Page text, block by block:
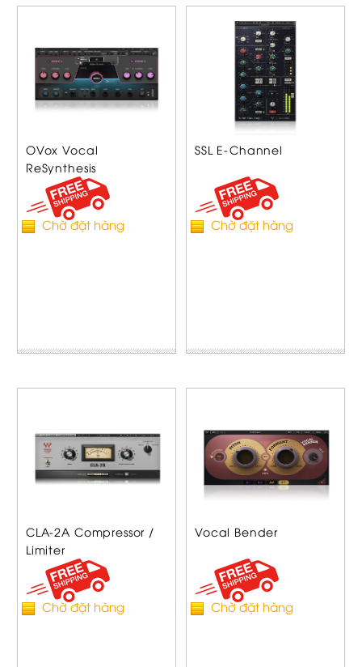
OVox Vocal
ReSynthesis
Chờ đặt hàng
SSL E-Channel
Chờ đặt hàng
CLA-2A Compressor /
Limiter
Chờ đặt hàng
Vocal Bender
Chờ đặt hàng